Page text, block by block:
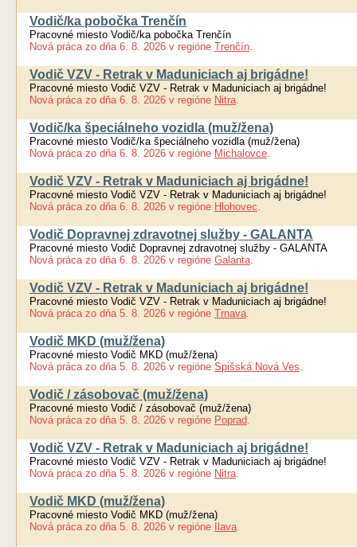
Vodič/ka pobočka Trenčín
Pracovné miesto Vodič/ka pobočka Trenčín
Nová práca zo dňa 6. 8. 2026 v regióne Trenčín.
Vodič VZV - Retrak v Maduniciach aj brigádne!
Pracovné miesto Vodič VZV - Retrak v Maduniciach aj brigádne!
Nová práca zo dňa 6. 8. 2026 v regióne Nitra.
Vodič/ka špeciálneho vozidla (muž/žena)
Pracovné miesto Vodič/ka špeciálneho vozidla (muž/žena)
Nová práca zo dňa 6. 8. 2026 v regióne Michalovce.
Vodič VZV - Retrak v Maduniciach aj brigádne!
Pracovné miesto Vodič VZV - Retrak v Maduniciach aj brigádne!
Nová práca zo dňa 6. 8. 2026 v regióne Hlohovec.
Vodič Dopravnej zdravotnej služby - GALANTA
Pracovné miesto Vodič Dopravnej zdravotnej služby - GALANTA
Nová práca zo dňa 6. 8. 2026 v regióne Galanta.
Vodič VZV - Retrak v Maduniciach aj brigádne!
Pracovné miesto Vodič VZV - Retrak v Maduniciach aj brigádne!
Nová práca zo dňa 5. 8. 2026 v regióne Trnava.
Vodič MKD (muž/žena)
Pracovné miesto Vodič MKD (muž/žena)
Nová práca zo dňa 5. 8. 2026 v regióne Spišská Nová Ves.
Vodič / zásobovač (muž/žena)
Pracovné miesto Vodič / zásobovač (muž/žena)
Nová práca zo dňa 5. 8. 2026 v regióne Poprad.
Vodič VZV - Retrak v Maduniciach aj brigádne!
Pracovné miesto Vodič VZV - Retrak v Maduniciach aj brigádne!
Nová práca zo dňa 5. 8. 2026 v regióne Nitra.
Vodič MKD (muž/žena)
Pracovné miesto Vodič MKD (muž/žena)
Nová práca zo dňa 5. 8. 2026 v regióne Ilava.